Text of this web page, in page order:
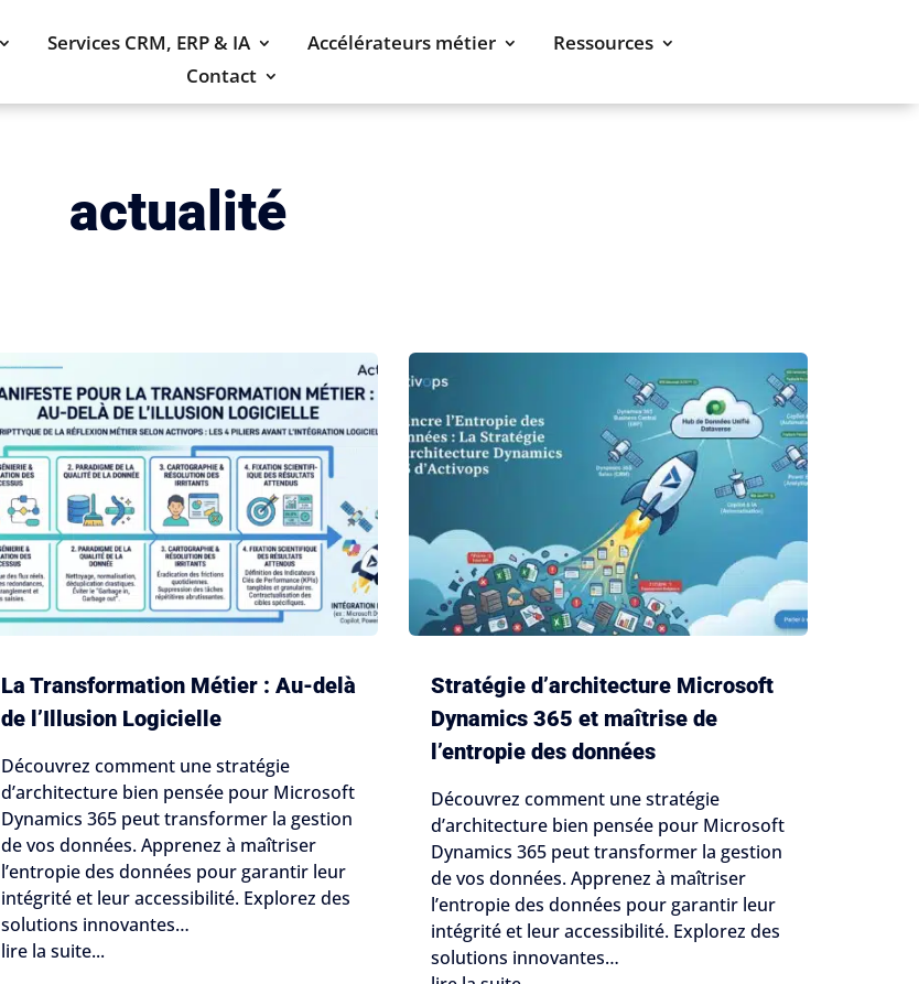
Services CRM, ERP & IA Accélérateurs métier
Ressources
Contact
actualité
La Transformation Métier : Au-delà
de l’Illusion Logicielle
Découvrez comment une stratégie
d’architecture bien pensée pour Microsoft
Dynamics 365 peut transformer la gestion
de vos données. Apprenez à maîtriser
l’entropie des données pour garantir leur
intégrité et leur accessibilité. Explorez des
solutions innovantes…
lire la suite...
Stratégie d’architecture Microsoft
Dynamics 365 et maîtrise de
l’entropie des données
Découvrez comment une stratégie
d’architecture bien pensée pour Microsoft
Dynamics 365 peut transformer la gestion
de vos données. Apprenez à maîtriser
l’entropie des données pour garantir leur
intégrité et leur accessibilité. Explorez des
solutions innovantes…